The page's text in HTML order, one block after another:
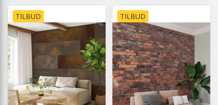
TILBUD TILBUD